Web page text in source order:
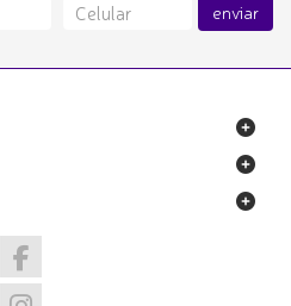
enviar